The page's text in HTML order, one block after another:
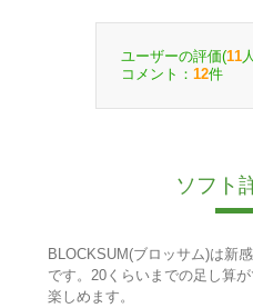
ユーザーの評価(11
コメント： 12件
ソフト
BLOCKSUM(ブロッサム)は新
です。20くらいまでの足し算
楽しめます。